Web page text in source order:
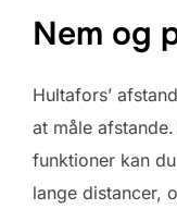
Nem og
Hultafors’
at måle
funktioner kan
lange distancer,